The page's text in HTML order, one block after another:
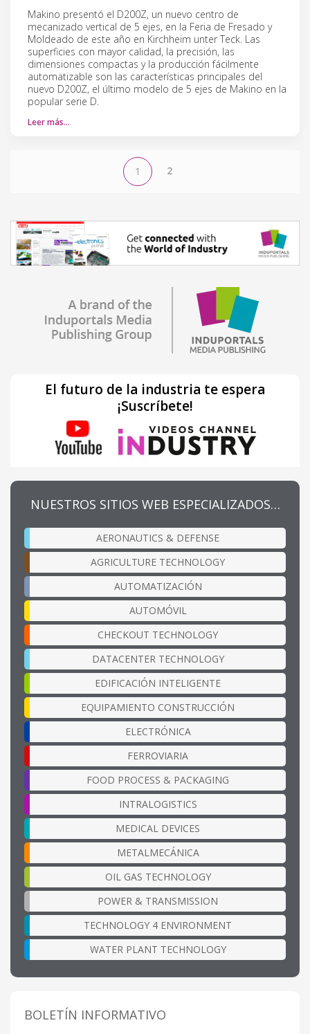
Makino presentó el D200Z, un nuevo centro de
mecanizado vertical de 5 ejes, en la Feria de Fresado y
Moldeado de este año en Kirchheim unter Teck. Las
superficies con mayor calidad, la precisión, las
dimensiones compactas y la producción fácilmente
automatizable son las características principales del
nuevo D200Z, el último modelo de 5 ejes de Makino en la
popular serie D.
Leer más…
1 2
El futuro de la industria te espera
¡Suscríbete!
NUESTROS SITIOS WEB ESPECIALIZADOS…
AERONAUTICS & DEFENSE
AGRICULTURE TECHNOLOGY
AUTOMATIZACIÓN
AUTOMÓVIL
CHECKOUT TECHNOLOGY
DATACENTER TECHNOLOGY
EDIFICACIÓN INTELIGENTE
EQUIPAMIENTO CONSTRUCCIÓN
ELECTRÓNICA
FERROVIARIA
FOOD PROCESS & PACKAGING
INTRALOGISTICS
MEDICAL DEVICES
METALMECÁNICA
OIL GAS TECHNOLOGY
POWER & TRANSMISSION
TECHNOLOGY 4 ENVIRONMENT
WATER PLANT TECHNOLOGY
BOLETÍN INFORMATIVO